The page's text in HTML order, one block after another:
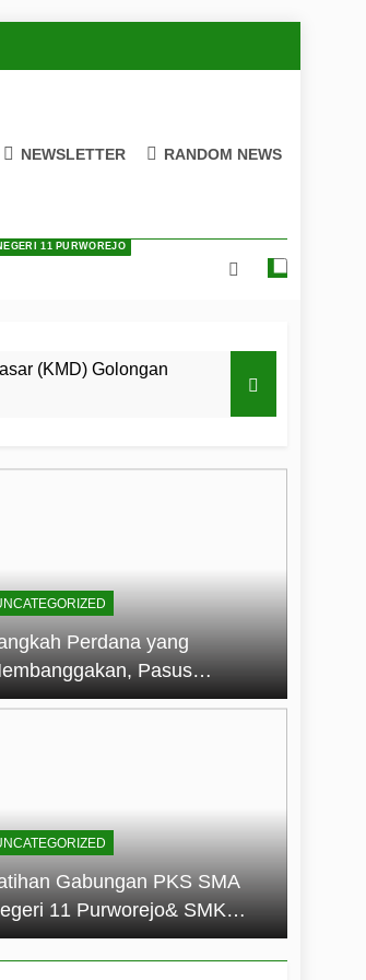
NEWSLETTER RANDOM NEWS
11 PURWOREJO
(KMD) Golongan
Disiplin,
Perdana yang
Pasus
Ukir Prestasi di
Gabungan PKS SMA
11 Purworejo& SMK
6 Purworejo:
Disiplin,